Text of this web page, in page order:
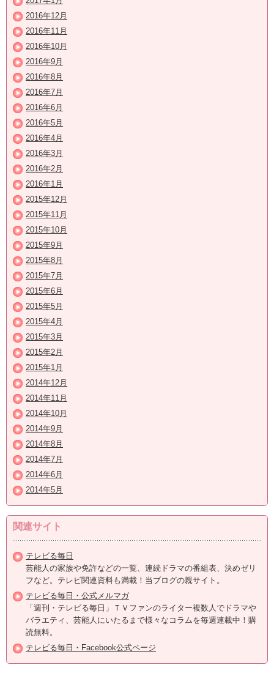
2016年12月
2016年11月
2016年10月
2016年9月
2016年8月
2016年7月
2016年6月
2016年5月
2016年4月
2016年3月
2016年2月
2016年1月
2015年12月
2015年11月
2015年10月
2015年9月
2015年8月
2015年7月
2015年6月
2015年5月
2015年4月
2015年3月
2015年2月
2015年1月
2014年12月
2014年11月
2014年10月
2014年9月
2014年8月
2014年7月
2014年6月
2014年5月
関連サイト
テレビる毎日
芸能人の家族や免許などの一覧、連続ドラマの番組表、決めゼリ
フなど。テレビ関連資料も満載！当ブログの親サイト。
テレビる毎日・公式メルマガ
「週刊・テレビる毎日」ＴＶファンのライター複数人でドラマや
バラエティ、芸能人にいたるまで様々なコラムを毎週連載中！購
読無料。
テレビる毎日・Facebook公式ページ